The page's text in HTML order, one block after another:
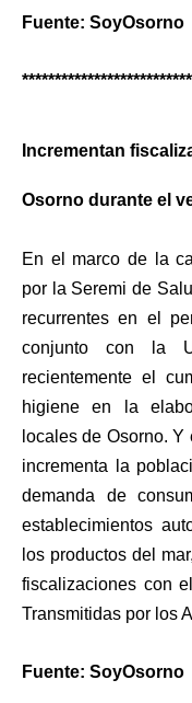
Fuente: SoyOsorno
Incrementan
Osorno durante el
En el marco de la
por la Seremi de
recurrentes en el
conjunto con la
recientemente el
higiene en la
locales de Osorno.
incrementa la
demanda de
establecimientos
los productos del
fiscalizaciones con
Transmitidas por los
Fuente: SoyOsorno